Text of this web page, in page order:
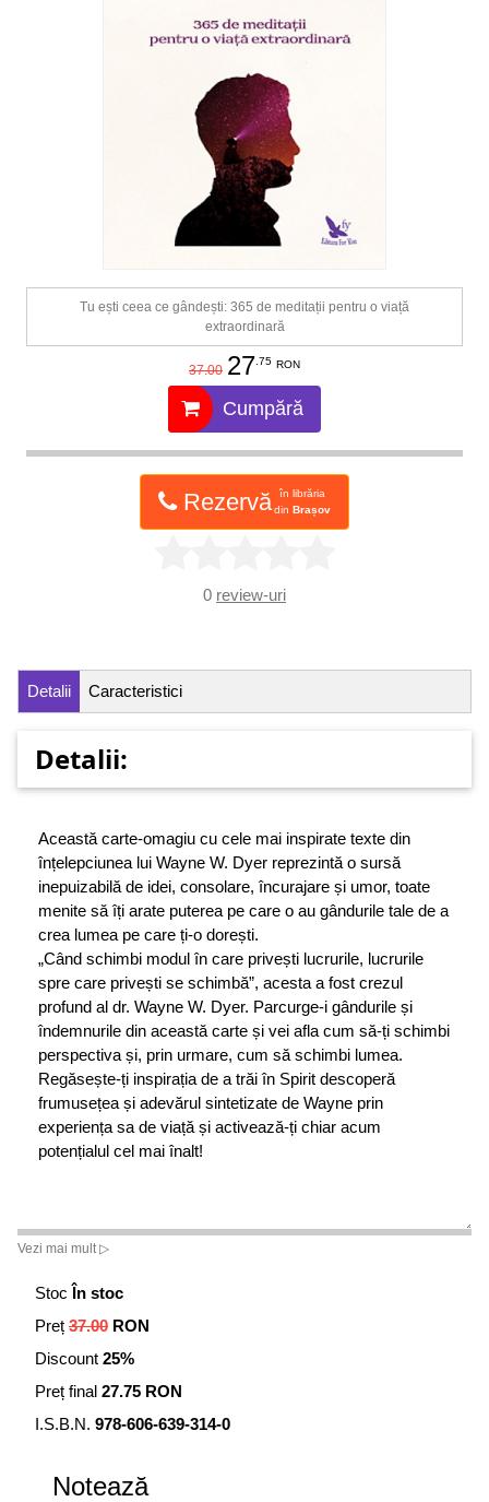
Tu ești ceea ce gândești: 365 de meditații pentru o viață
extraordinară
37.00 27.75 RON
Cumpără
Rezervă
în librăria
din Brașov
0 review-uri
Detalii Caracteristici
Detalii:
Această carte-omagiu cu cele mai inspirate texte din
înțelepciunea lui Wayne W. Dyer reprezintă o sursă
inepuizabilă de idei, consolare, încurajare și umor, toate
menite să îți arate puterea pe care o au gândurile tale de a
crea lumea pe care ți-o dorești.
„Când schimbi modul în care privești lucrurile, lucrurile
spre care privești se schimbă”, acesta a fost crezul
profund al dr. Wayne W. Dyer. Parcurge-i gândurile și
îndemnurile din această carte și vei afla cum să-ți schimbi
perspectiva și, prin urmare, cum să schimbi lumea.
Regăsește-ți inspirația de a trăi în Spirit descoperă
frumusețea și adevărul sintetizate de Wayne prin
experiența sa de viață și activează-ți chiar acum
potențialul cel mai înalt!
Vezi mai mult ▷
Stoc În stoc
Preț 37.00 RON
Discount 25%
Preț final 27.75 RON
I.S.B.N. 978-606-639-314-0
Notează